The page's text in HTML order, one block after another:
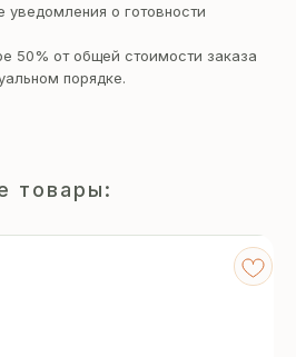
уведомления о готовности
50% от общей стоимости заказа
порядке.
товары: